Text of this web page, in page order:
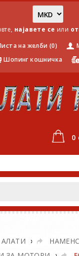
најавете се или
на желби (0)
Шопинг кошничка
0
АЛАТИ »